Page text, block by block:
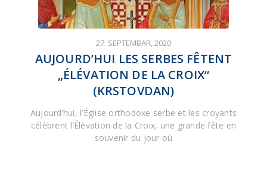
27. SEPTEMBAR, 2020
AUJOURD’HUI LES SERBES FÊTENT
„ÉLÉVATION DE LA CROIX“
(KRSTOVDAN)
Aujourd’hui, l’Église orthodoxe serbe et les croyants
célèbrent l’Élévation de la Croix, une grande fête en
souvenir du jour où